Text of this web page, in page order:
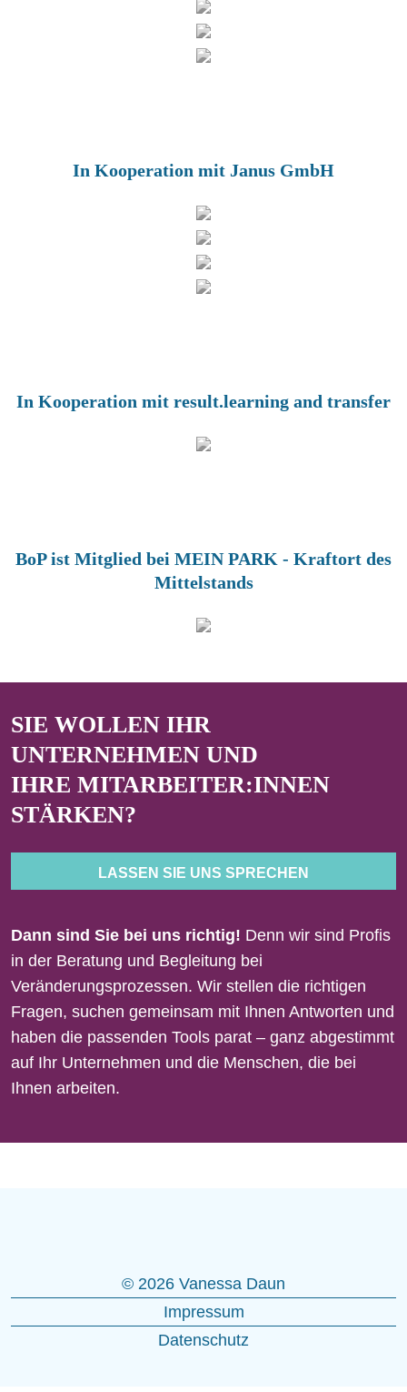
In Kooperation mit Janus GmbH
In Kooperation mit result.learning and transfer
BoP ist Mitglied bei MEIN PARK - Kraftort des
Mittelstands
SIE WOLLEN IHR
UNTERNEHMEN UND
IHRE MITARBEITER:INNEN
STÄRKEN?
LASSEN SIE UNS SPRECHEN
Dann sind Sie bei uns richtig! Denn wir sind Profis
in der Beratung und Begleitung bei
Veränderungsprozessen. Wir stellen die richtigen
Fragen, suchen gemeinsam mit Ihnen Antworten und
haben die passenden Tools parat – ganz abgestimmt
auf Ihr Unternehmen und die Menschen, die bei
Ihnen arbeiten.
© 2026 Vanessa Daun
Impressum
Datenschutz